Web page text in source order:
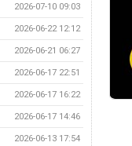
2026-07-10 09:03
2026-06-22 12:12
2026-06-21 06:27
2026-06-17 22:51
2026-06-17 16:22
2026-06-17 14:46
2026-06-13 17:54